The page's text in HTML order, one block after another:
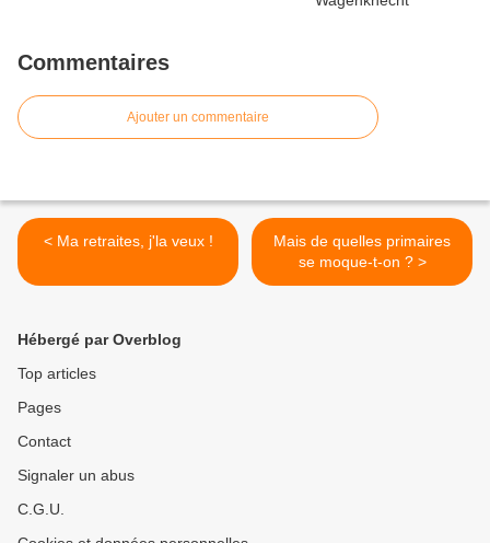
Commentaires
Ajouter un commentaire
< Ma retraites, j'la veux !
Mais de quelles primaires
se moque-t-on ? >
Hébergé par Overblog
Top articles
Pages
Contact
Signaler un abus
C.G.U.